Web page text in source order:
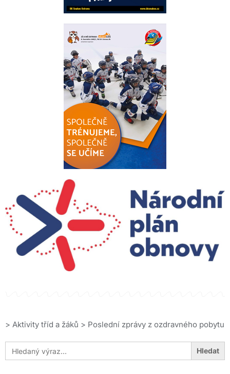
> Aktivity tříd a žáků > Poslední zprávy z ozdravného pobytu
Search
for: